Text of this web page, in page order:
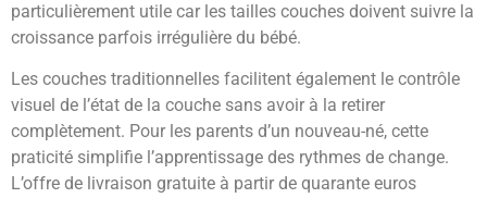
particulièrement utile car les tailles couches doivent suivre la
croissance parfois irrégulière du bébé.
Les couches traditionnelles facilitent également le contrôle
visuel de l’état de la couche sans avoir à la retirer
complètement. Pour les parents d’un nouveau-né, cette
praticité simplifie l’apprentissage des rythmes de change.
L’offre de livraison gratuite à partir de quarante euros